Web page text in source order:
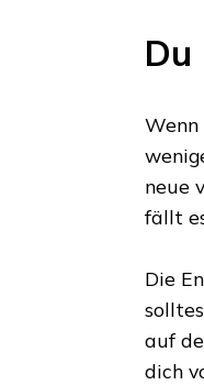
neue
fällt
Die
auf
dich